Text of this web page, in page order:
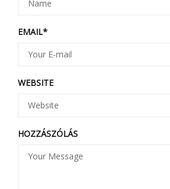
EMAIL*
WEBSITE
HOZZÁSZÓLÁS